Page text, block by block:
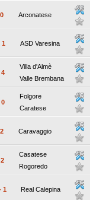
0 Arconatese
1 ASD Varesina
4
Villa d'Almè
Valle Brembana
0
Folgore
Caratese
2 Caravaggio
2
Casatese
Rogoredo
1 Real Calepina